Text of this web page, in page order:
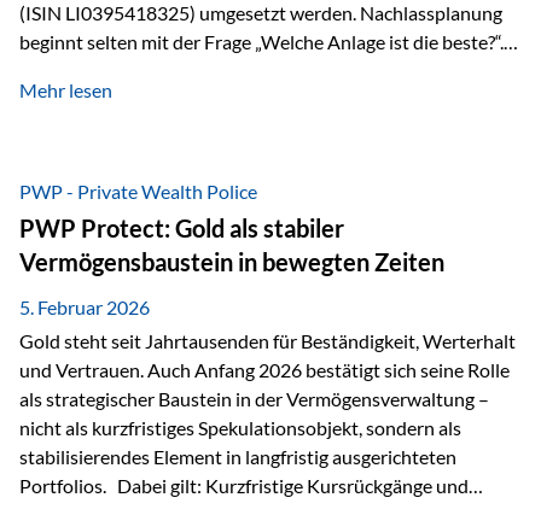
(ISIN LI0395418325) umgesetzt werden. Nachlassplanung
beginnt selten mit der Frage „Welche Anlage ist die beste?“.
was bekommen – wann – und in welcher Struktur?Und vor
bei größeren Vermögen ist das entscheidend.
Mehr lesen
PWP - Private Wealth Police
PWP Protect: Gold als stabiler
Vermögensbaustein in bewegten Zeiten
5. Februar 2026
Gold steht seit Jahrtausenden für Beständigkeit, Werterhalt
und Vertrauen. Auch Anfang 2026 bestätigt sich seine Rolle
als strategischer Baustein in der Vermögensverwaltung –
nicht als kurzfristiges Spekulationsobjekt, sondern als
stabilisierendes Element in langfristig ausgerichteten
Portfolios. Dabei gilt: Kurzfristige Kursrückgänge und